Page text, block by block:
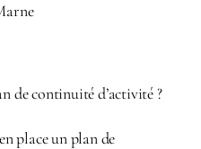
de continuité d’activité ?
place un plan de